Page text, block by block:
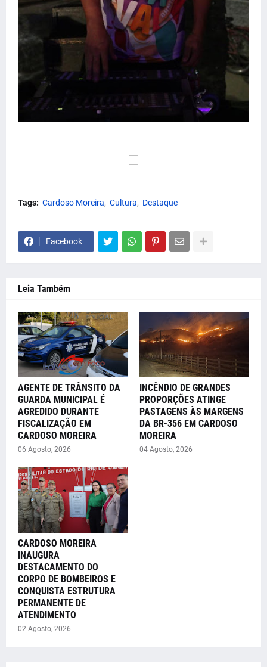
Tags: Cardoso Moreira Cultura Destaque
Facebook
Leia Também
AGENTE DE TRÂNSITO DA
GUARDA MUNICIPAL É
AGREDIDO DURANTE
FISCALIZAÇÃO EM
CARDOSO MOREIRA
06 Agosto, 2026
INCÊNDIO DE GRANDES
PROPORÇÕES ATINGE
PASTAGENS ÀS MARGENS
DA BR-356 EM CARDOSO
MOREIRA
04 Agosto, 2026
CARDOSO MOREIRA
INAUGURA
DESTACAMENTO DO
CORPO DE BOMBEIROS E
CONQUISTA ESTRUTURA
PERMANENTE DE
ATENDIMENTO
02 Agosto, 2026